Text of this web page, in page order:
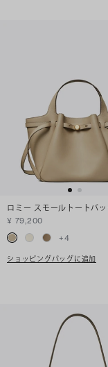
ロミー スモールトートバ
¥ 79,200
+4
ショッピングバッグに追加